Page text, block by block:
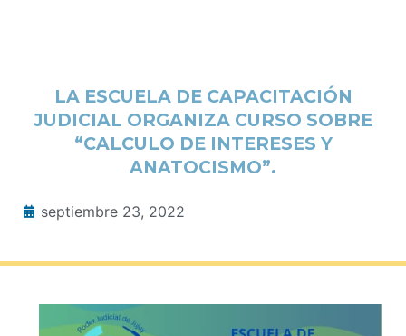
LA ESCUELA DE CAPACITACIÓN
JUDICIAL ORGANIZA CURSO SOBRE
“CALCULO DE INTERESES Y
ANATOCISMO”.
septiembre 23, 2022